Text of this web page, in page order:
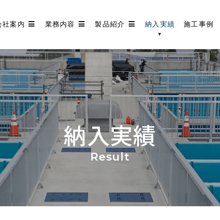
社案内 業務内容 製品紹介 納入実績 施工事例
納入実績
Result